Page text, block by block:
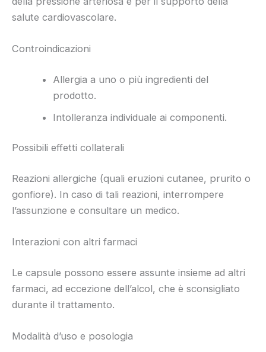
salute cardiovascolare.
Controindicazioni
Allergia a uno o più ingredienti del
prodotto.
Intolleranza individuale ai componenti.
Possibili effetti collaterali
Reazioni allergiche (quali eruzioni cutanee, prurito o
gonfiore). In caso di tali reazioni, interrompere
l’assunzione e consultare un medico.
Interazioni con altri farmaci
Le capsule possono essere assunte insieme ad altri
farmaci, ad eccezione dell’alcol, che è sconsigliato
durante il trattamento.
Modalità d’uso e posologia